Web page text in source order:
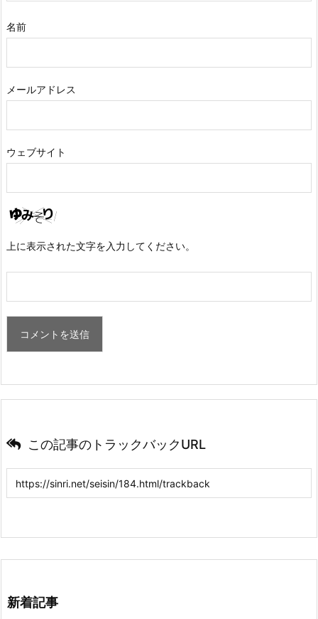
名前
メールアドレス
ウェブサイト
上に表示された文字を入力してください。
この記事のトラックバックURL
新着記事